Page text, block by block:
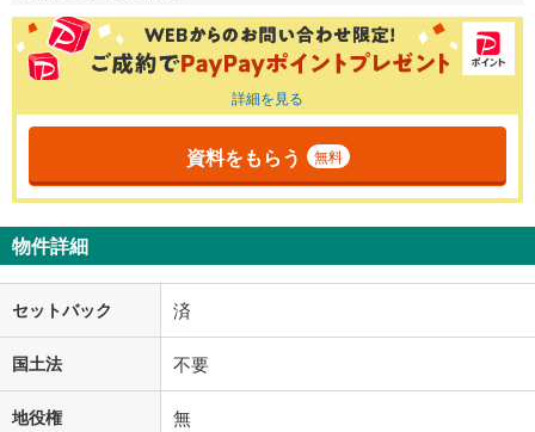
詳細を見る
資料をもらう 無料
物件詳細
セットバック 済
国土法 不要
地役権 無